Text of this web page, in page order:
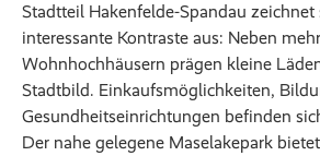
Stadtteil Hakenfelde-Spandau zeichnet
interessante Kontraste aus: Neben
Wohnhochhäusern prägen kleine
Stadtbild. Einkaufsmöglichkeiten,
Gesundheitseinrichtungen befinden
Der nahe gelegene Maselakepark